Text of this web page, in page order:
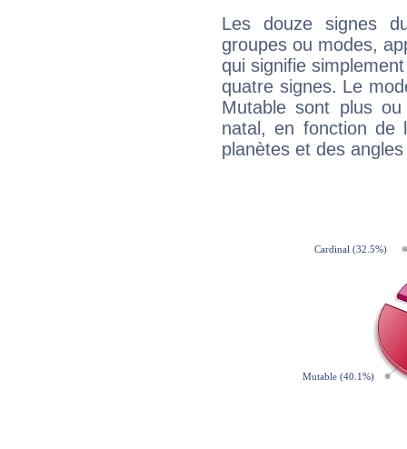
Les douze signes
groupes ou modes,
qui signifie
quatre signes. Le
Mutable sont plus
natal, en fonction de
planètes et des